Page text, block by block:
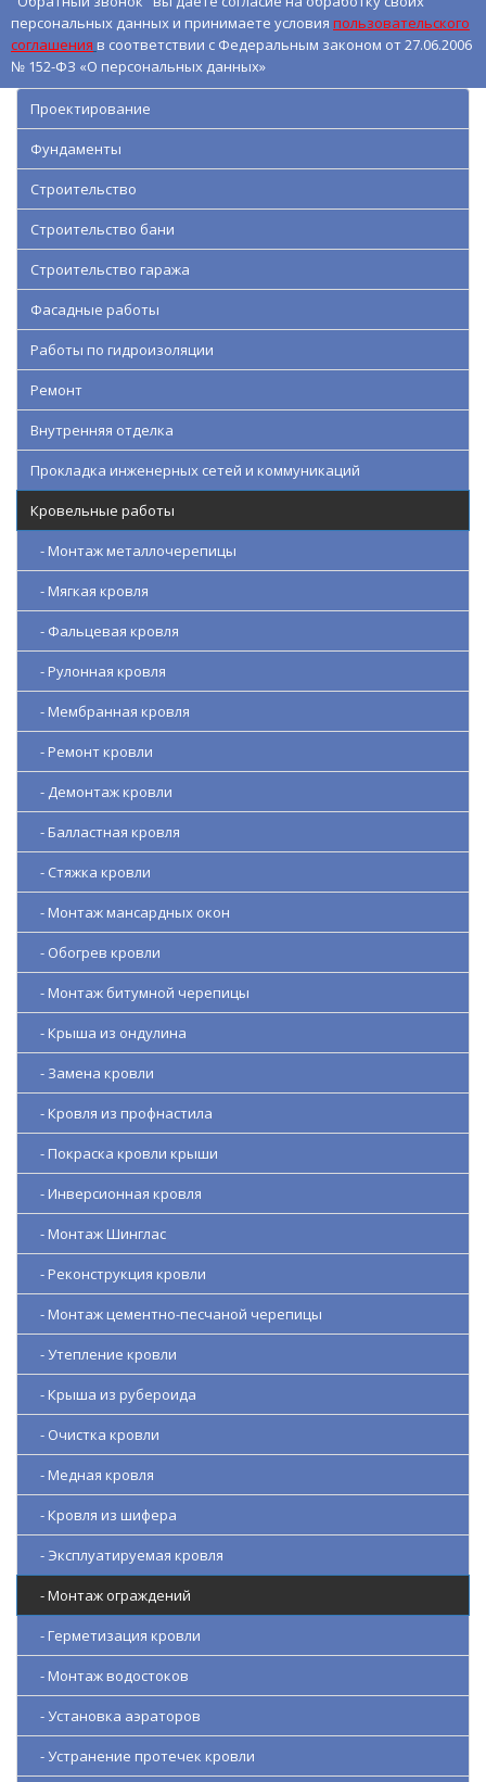
персональных данных и принимаете условия пользовательского
соглашения в соответствии с Федеральным законом от 27.06.2006
№ 152-ФЗ «О персональных данных»
Проектирование
Фундаменты
Строительство
Строительство бани
Строительство гаража
Фасадные работы
Работы по гидроизоляции
Ремонт
Внутренняя отделка
Прокладка инженерных сетей и коммуникаций
Кровельные работы
- Монтаж металлочерепицы
- Мягкая кровля
- Фальцевая кровля
- Рулонная кровля
- Мембранная кровля
- Ремонт кровли
- Демонтаж кровли
- Балластная кровля
- Стяжка кровли
- Монтаж мансардных окон
- Обогрев кровли
- Монтаж битумной черепицы
- Крыша из ондулина
- Замена кровли
- Кровля из профнастила
- Покраска кровли крыши
- Инверсионная кровля
- Монтаж Шинглас
- Реконструкция кровли
- Монтаж цементно-песчаной черепицы
- Утепление кровли
- Крыша из рубероида
- Очистка кровли
- Медная кровля
- Кровля из шифера
- Эксплуатируемая кровля
- Монтаж ограждений
- Герметизация кровли
- Монтаж водостоков
- Установка аэраторов
- Устранение протечек кровли